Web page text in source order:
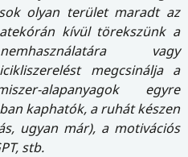
olyan terület maradt az
kívül törekszünk a
vagy
megcsinálja a
alapanyagok egyre
kaphatók, a ruhát készen
ugyan már), a motivációs
stb.